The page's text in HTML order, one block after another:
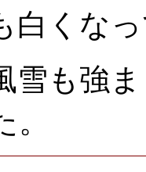
白くな
雪も強